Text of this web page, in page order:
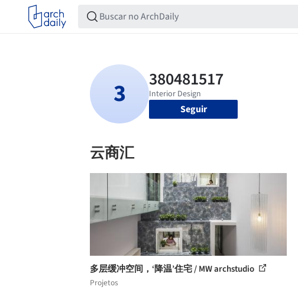
Seguir
云商汇
多层缓冲空间，‘降温’住宅 / MW archstudio
Projetos